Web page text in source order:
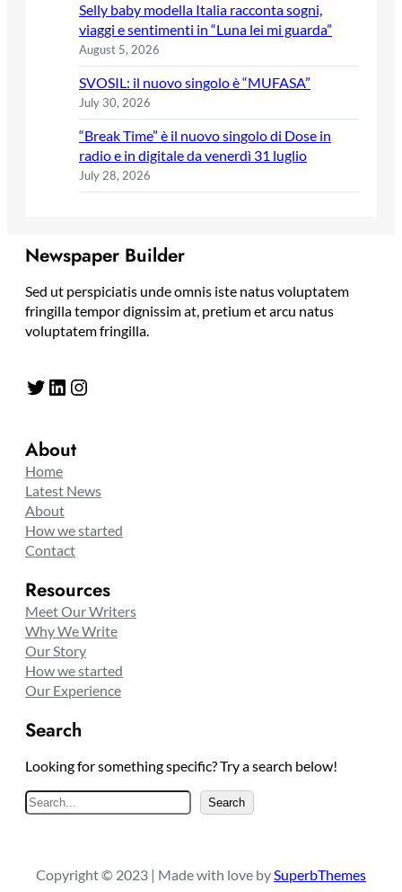
Selly baby modella Italia racconta sogni,
viaggi e sentimenti in “Luna lei mi guarda”
August 5, 2026
SVOSIL: il nuovo singolo è “MUFASA”
July 30, 2026
“Break Time” è il nuovo singolo di Dose in
radio e in digitale da venerdì 31 luglio
July 28, 2026
Newspaper Builder
Sed ut perspiciatis unde omnis iste natus voluptatem
fringilla tempor dignissim at, pretium et arcu natus
voluptatem fringilla.
Twitter LinkedIn Instagram
About
Home
Latest News
About
How we started
Contact
Resources
Meet Our Writers
Why We Write
Our Story
How we started
Our Experience
Search
Looking for something specific? Try a search below!
e
c
Search
Copyright © 2023 | Made with love bySuperbThemes